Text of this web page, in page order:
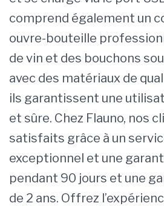
comprend également un
ouvre-bouteille
de vin et des bouchons
avec des matériaux de
ils garantissent une
et sûre. Chez Flauno, nos
satisfaits grâce à un
exceptionnel et une
pendant 90 jours et une
de 2 ans. Offrez